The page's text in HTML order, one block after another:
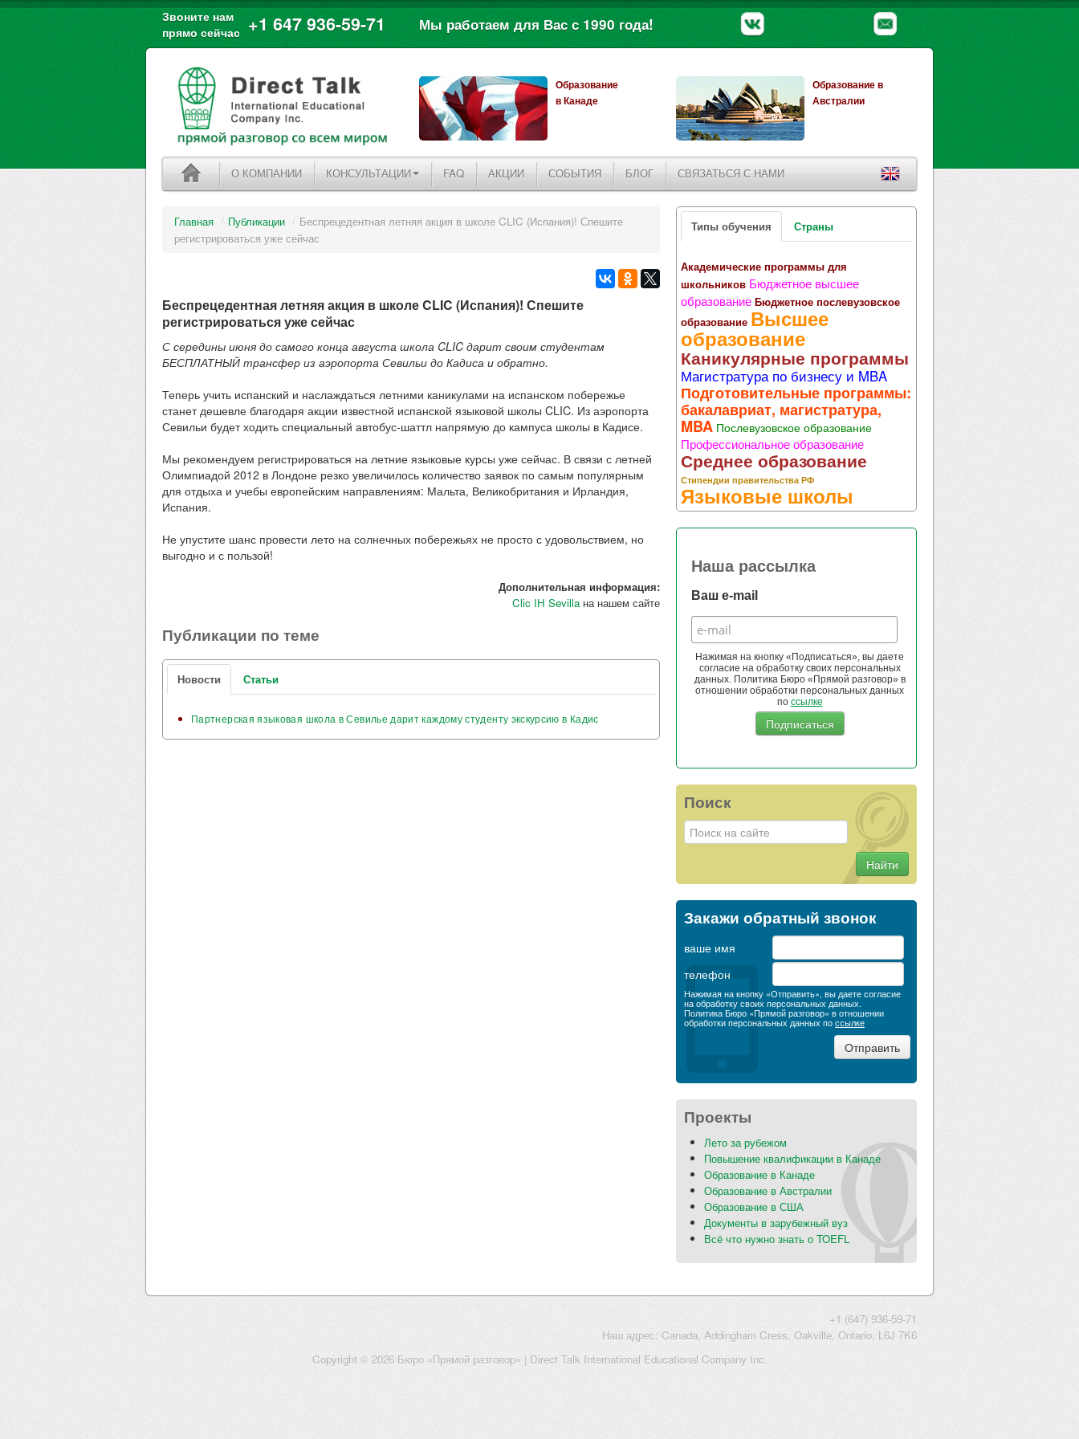
Звоните нам
прямо сейчас +1 647 936-59-71 Мы работаем для Вас с 1990 года!
Образование
в Канаде
Образование в
Австралии
О КОМПАНИИ КОНСУЛЬТАЦИИ FAQ АКЦИИ СОБЫТИЯ БЛОГ СВЯЗАТЬСЯ С НАМИ
Главная / Публикации / Беспрецедентная летняя акция в школе CLIC (Испания)! Спешите
регистрироваться уже сейчас
Беспрецедентная летняя акция в школе CLIC (Испания)! Спешите
регистрироваться уже сейчас
С середины июня до самого конца августа школа CLIC дарит своим студентам
БЕСПЛАТНЫЙ трансфер из аэропорта Севильи до Кадиса и обратно.
Теперь учить испанский и наслаждаться летними каникулами на испанском побережье
станет дешевле благодаря акции известной испанской языковой школы CLIC. Из аэропорта
Севильи будет ходить специальный автобус-шаттл напрямую до кампуса школы в Кадисе.
Мы рекомендуем регистрироваться на летние языковые курсы уже сейчас. В связи с летней
Олимпиадой 2012 в Лондоне резко увеличилось количество заявок по самым популярным
для отдыха и учебы европейским направлениям: Мальта, Великобритания и Ирландия,
Испания.
Не упустите шанс провести лето на солнечных побережьях не просто с удовольствием, но
выгодно и с пользой!
Дополнительная информация:
Clic IH Sevillaна нашем сайте
Публикации по теме
Новости Статьи
Партнерская языковая школа в Севилье дарит каждому студенту экскурсию в Кадис
Типы обучения Страны
Академические программы для
школьников Бюджетное высшее
образование Бюджетное послевузовское
образование Высшее
образование
Каникулярные программы
Магистратура по бизнесу и MBA
Подготовительные программы:
бакалавриат, магистратура,
MBA Послевузовское образование
Профессиональное образование
Среднее образование
Стипендии правительства РФ
Языковые школы
Наша рассылка
Ваш e-mail
Нажимая на кнопку «Подписаться», вы даете
согласие на обработку своих персональных
данных. Политика Бюро «Прямой разговор» в
отношении обработки персональных данных
по ссылке
Поиск
Найти
Закажи обратный звонок
ваше имя
телефон
Нажимая на кнопку «Отправить», вы даете согласие
на обработку своих персональных данных.
Политика Бюро «Прямой разговор» в отношении
обработки персональных данных поссылке
Проекты
Лето за рубежом
Повышение квалификации в Канаде
Образование в Канаде
Образование в Австралии
Образование в США
Документы в зарубежный вуз
Всё что нужно знать о TOEFL
+1 (647) 936-59-71
Наш адрес: Canada, Addingham Cress, Oakville, Ontario, L6J 7K6
Copyright © 2026 Бюро «Прямой разговор» | Direct Talk International Educational Company Inc.